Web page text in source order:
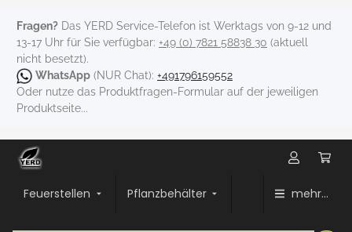
Fragen? Das YERD Service-Telefon ist Werktags von 9-12 und
13-17 Uhr für Sie verfügbar: +49 (0) 7821 58838 30 (aktuell
nicht besetzt).
WhatsApp (NUR Chat): +491796159552
Oder nutze das Produktfragen-Formular auf der jeweiligen
Produktseite...
Feuerstellen Pflanzbehälter mehr...